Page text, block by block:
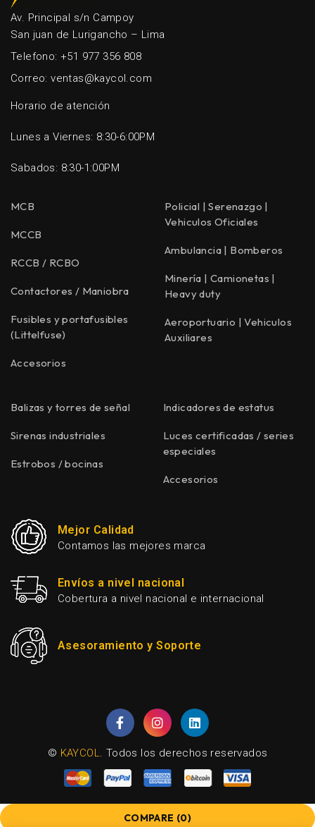
Av. Principal s/n Campoy
San juan de Lurigancho – Lima
Telefono: +51 977 356 808
Correo: ventas@kaycol.com
Horario de atención
Lunes a Viernes: 8:30-6:00PM
Sabados: 8:30-1:00PM
MCB
MCCB
RCCB / RCBO
Contactores / Maniobra
Fusibles y portafusibles
(Littelfuse)
Accesorios
Policial | Serenazgo |
Vehiculos Oficiales
Ambulancia | Bomberos
Minería | Camionetas |
Heavy duty
Aeroportuario | Vehiculos
Auxiliares
Balizas y torres de señal
Sirenas industriales
Estrobos / bocinas
Indicadores de estatus
Luces certificadas / series
especiales
Accesorios
Mejor Calidad
Contamos las mejores marca
Envíos a nivel nacional
Cobertura a nivel nacional e internacional
Asesoramiento y Soporte
© KAYCOL. Todos los derechos reservados
COMPARE (0)